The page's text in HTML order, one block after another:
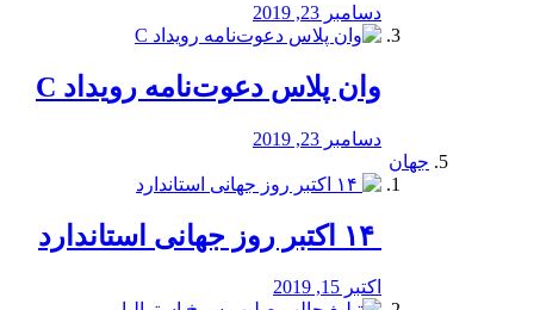
دسامبر 23, 2019
وان پلاس دعوت‌نامه رویداد C
دسامبر 23, 2019
جهان
اکتبر 15, 2019